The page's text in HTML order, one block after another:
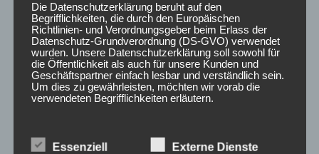
von
von
5
Die Datenschutzerklärung beruht auf den
Begrifflichkeiten, die durch den Europäischen
Richtlinien- und Verordnungsgeber beim Erlass der
Datenschutz-Grundverordnung (DS-GVO) verwendet
wurden. Unsere Datenschutzerklärung soll sowohl für
die Öffentlichkeit als auch für unsere Kunden und
Geschäftspartner einfach lesbar und verständlich sein.
Um dies zu gewährleisten, möchten wir vorab die
verwendeten Begrifflichkeiten erläutern.
unter anderem die folgenden Begriffe:
Essenziell Externe Dienste